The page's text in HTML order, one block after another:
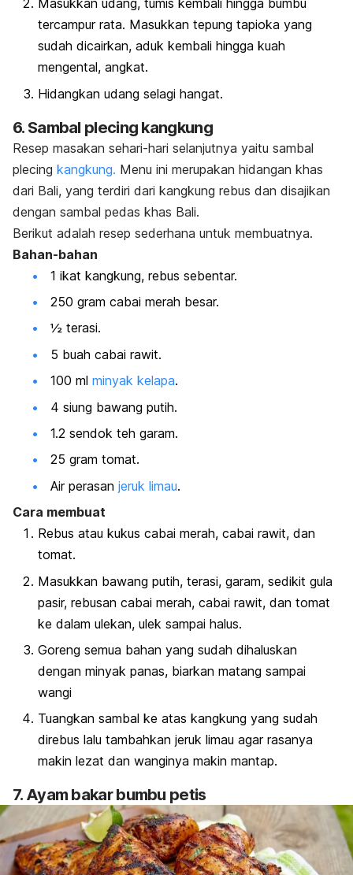
Masukkan udang, tumis kembali hingga bumbu
tercampur rata. Masukkan tepung tapioka yang
sudah dicairkan, aduk kembali hingga kuah
mengental, angkat.
Hidangkan udang selagi hangat.
6. Sambal plecing kangkung
Resep masakan sehari-hari selanjutnya yaitu sambal
plecing kangkung. Menu ini merupakan hidangan khas
dari Bali, yang terdiri dari kangkung rebus dan disajikan
dengan sambal pedas khas Bali.
Berikut adalah resep sederhana untuk membuatnya.
Bahan-bahan
1 ikat kangkung, rebus sebentar.
250 gram cabai merah besar.
½ terasi.
5 buah cabai rawit.
100 ml minyak kelapa.
4 siung bawang putih.
1.2 sendok teh garam.
25 gram tomat.
Air perasan jeruk limau.
Cara membuat
Rebus atau kukus cabai merah, cabai rawit, dan
tomat.
Masukkan bawang putih, terasi, garam, sedikit gula
pasir, rebusan cabai merah, cabai rawit, dan tomat
ke dalam ulekan, ulek sampai halus.
Goreng semua bahan yang sudah dihaluskan
dengan minyak panas, biarkan matang sampai
wangi
Tuangkan sambal ke atas kangkung yang sudah
direbus lalu tambahkan jeruk limau agar rasanya
makin lezat dan wanginya makin mantap.
7. Ayam bakar bumbu petis